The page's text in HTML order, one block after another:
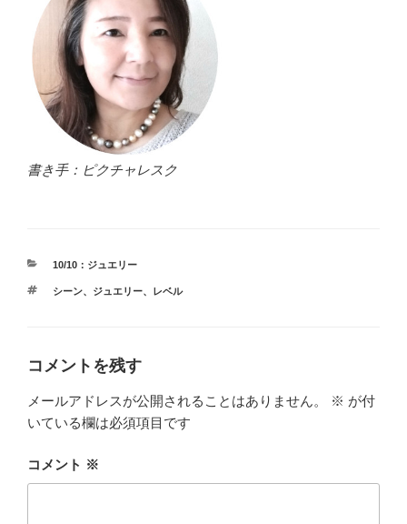
書き手：ピクチャレスク
カ
ゴ
10/10：ジュエリー
タ
シーン、 ジュエリー、 レベル
コメントを残す
メールアドレスが公開されることはありません。 ※ が付
いている欄は必須項目です
コメント ※